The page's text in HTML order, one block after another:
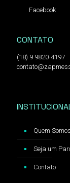
Facebook
CONTATO
(18) 9 9820-4197
Quem Somos
Seja um
Contato